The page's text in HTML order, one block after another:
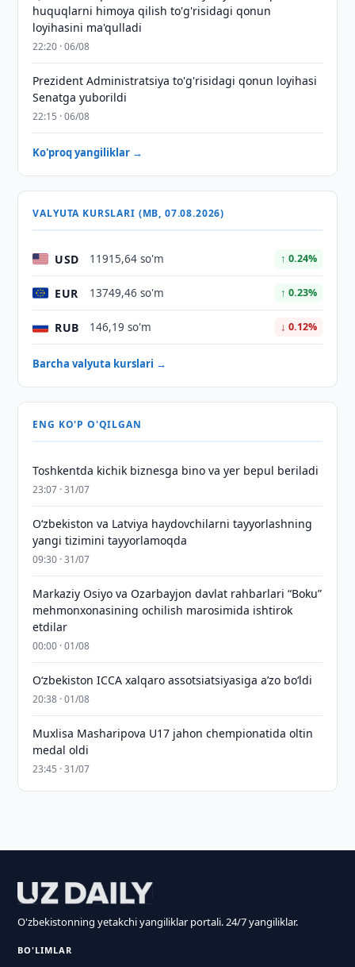
huquqlarni himoya qilish to'g'risidagi qonun
loyihasini ma'qulladi
22:20 · 06/08
Prezident Administratsiya to'g'risidagi qonun loyihasi
Senatga yuborildi
22:15 · 06/08
Ko'proq yangiliklar →
VALYUTA KURSLARI (MB, 07.08.2026)
USD 11915,64 so'm ↑ 0.24%
EUR 13749,46 so'm ↑ 0.23%
RUB 146,19 so'm ↓ 0.12%
Barcha valyuta kurslari →
ENG KO'P O'QILGAN
Toshkentda kichik biznesga bino va yer bepul beriladi
23:07 · 31/07
Oʻzbekiston va Latviya haydovchilarni tayyorlashning
yangi tizimini tayyorlamoqda
09:30 · 31/07
Markaziy Osiyo va Ozarbayjon davlat rahbarlari “Boku”
mehmonxonasining ochilish marosimida ishtirok
etdilar
00:00 · 01/08
O‘zbekiston ICCA xalqaro assotsiatsiyasiga aʼzo bo‘ldi
20:38 · 01/08
Muxlisa Masharipova U17 jahon chempionatida oltin
medal oldi
23:45 · 31/07
O'zbekistonning yetakchi yangiliklar portali. 24/7 yangiliklar.
BO'LIMLAR